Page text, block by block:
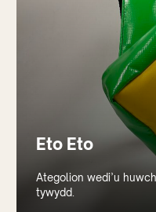
Eto Eto
Ategolion wedi’u
tywydd.